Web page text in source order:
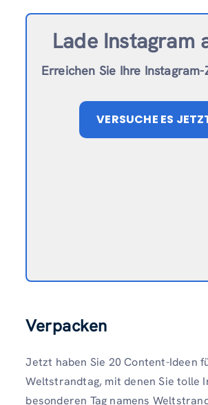
Lade Instagram
Erreichen Sie Ihre
VERSUCHE ES
Verpacken
Jetzt haben Sie 20 Content-Ideen
Weltstrandtag, mit denen Sie tolle
besonderen Tag namens